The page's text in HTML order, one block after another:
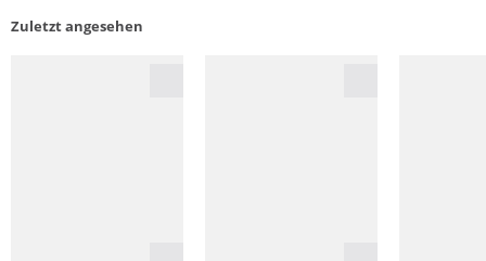
Zuletzt angesehen